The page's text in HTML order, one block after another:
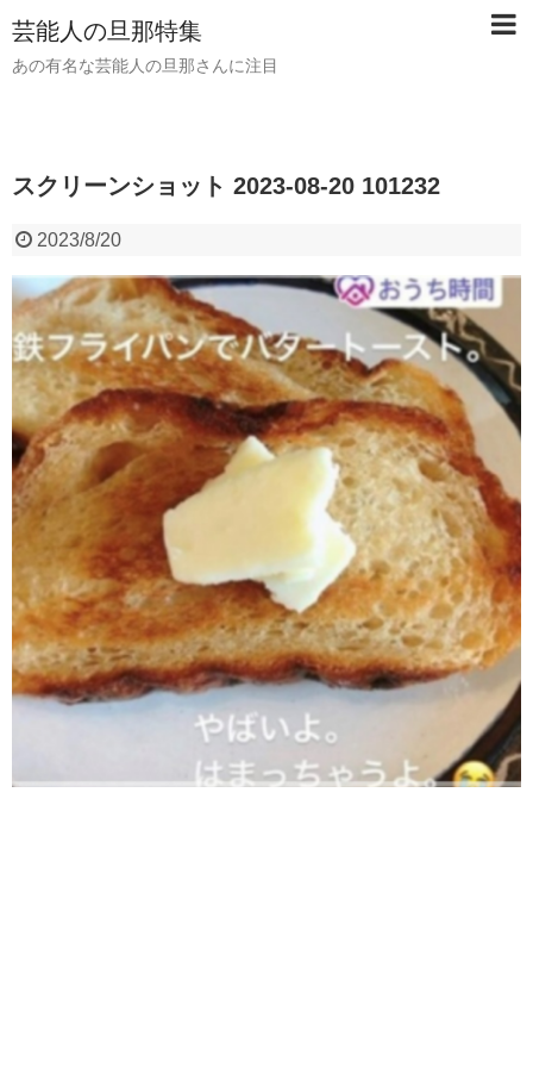
芸能人の旦那特集
あの有名な芸能人の旦那さんに注目
スクリーンショット 2023-08-20 101232
2023/8/20